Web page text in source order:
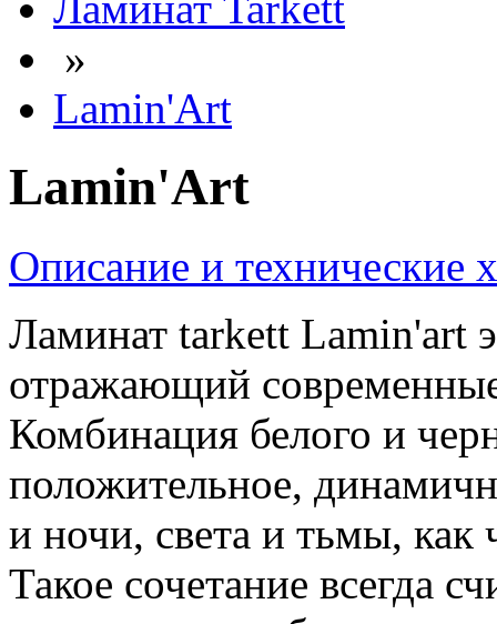
»
Lamin'Art
Lamin'Art
Описание и технические
Ламинат tarkett Lamin'art
отражающий
Комбинация белого и
положительное,
и ночи, света и тьмы, как
Такое сочетание всегда